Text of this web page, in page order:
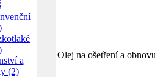
a
(2)
Olej na ošetření a